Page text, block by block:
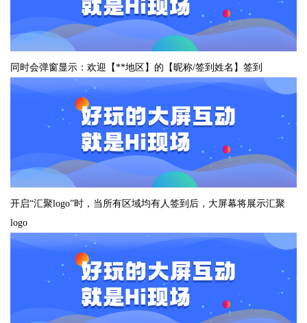
同时会弹窗显示：欢迎【**地区】的【昵称/签到姓名】签到
开启“汇聚logo”时，当所有区域均有人签到后，大屏幕将展示汇聚
logo